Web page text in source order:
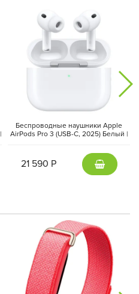
обеспечивает до двух дней
быстрой зарядки
45 Вт
через USB Type-C. Среди
— стереодинамики с
отпечатков пальцев,
современных беспроводных
Беспроводные наушники Apple
AirPods Pro 3 (USB-C, 2025) Белый |
21 590 Р